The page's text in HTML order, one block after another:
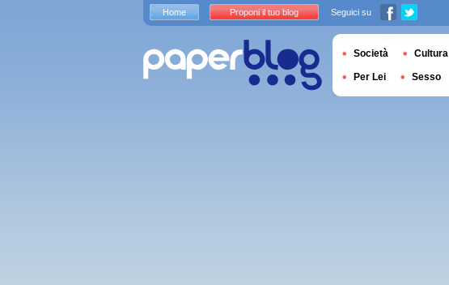
Home Proponi il tuo blog Seguici su
Società Cultura
Per Lei Sesso